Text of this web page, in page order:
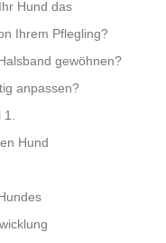
Hund das
Ihrem Pflegling?
gewöhnen?
anpassen?
1.
Hund